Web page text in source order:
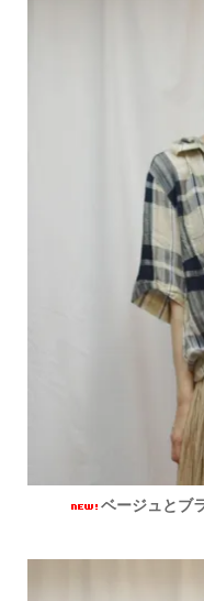
ベージュとブ